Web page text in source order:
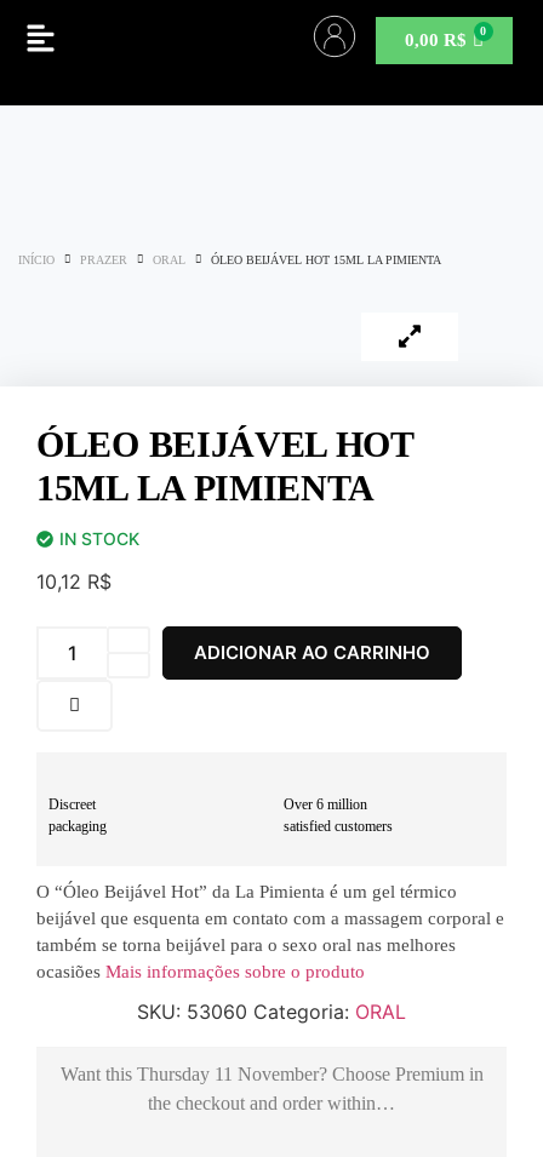
0,00R$
INÍCIO PRAZER ORAL ÓLEO BEIJÁVEL HOT 15ML LA PIMIENTA
ÓLEO BEIJÁVEL HOT
15ML LA PIMIENTA
IN STOCK
10,12 R$
ADICIONAR AO CARRINHO
Discreet
packaging
Over 6 million
satisfied customers
O “Óleo Beijável Hot” da La Pimienta é um gel térmico
beijável que esquenta em contato com a massagem corporal e
também se torna beijável para o sexo oral nas melhores
ocasiões Mais informações sobre o produto
SKU: 53060 Categoria: ORAL
Want this Thursday 11 November? Choose Premiumin
the checkout and order within…